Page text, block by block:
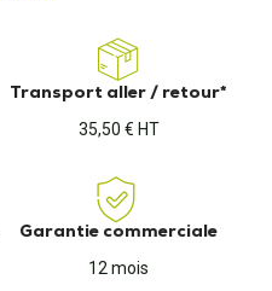
Transport aller / retour*
35,50 € HT
Garantie commerciale
12 mois